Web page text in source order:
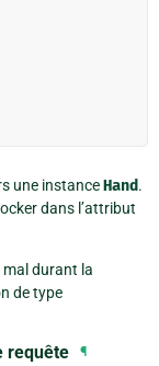
une instanceHand.
dans l’attribut
mal durant la
de type
requête ¶